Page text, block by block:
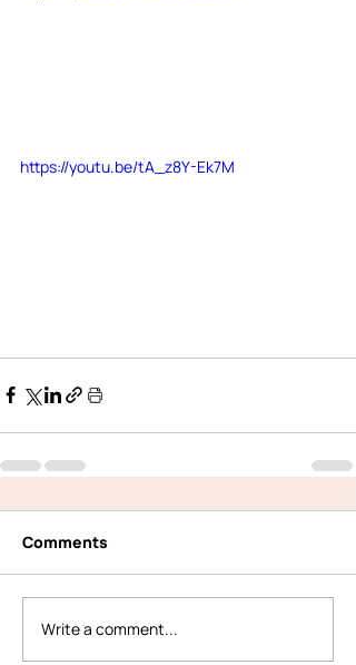
https://youtu.be/tA_z8Y-Ek7M
Comments
Write a comment...